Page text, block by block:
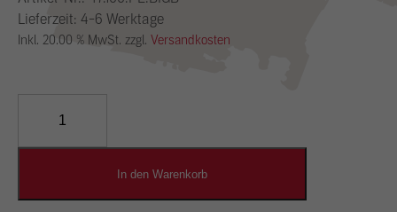
Lieferzeit: 4-6 Werktage
Inkl. 20.00 % MwSt. zzgl. Versandkosten
Designputz
In den Warenkorb